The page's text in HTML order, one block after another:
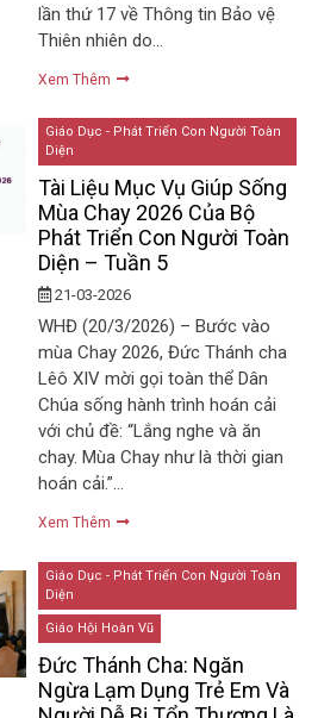
lần thứ 17 về Thông tin Bảo vệ
Thiên nhiên do…
Xem Thêm
Giáo Dục - Phát Triển Con Người Toàn
Diện
Tài Liệu Mục Vụ Giúp Sống
Mùa Chay 2026 Của Bộ
Phát Triển Con Người Toàn
Diện – Tuần 5
21-03-2026
WHĐ (20/3/2026) – Bước vào
mùa Chay 2026, Đức Thánh cha
Lêô XIV mời gọi toàn thể Dân
Chúa sống hành trình hoán cải
với chủ đề: “Lắng nghe và ăn
chay. Mùa Chay như là thời gian
hoán cải.”…
Xem Thêm
Giáo Dục - Phát Triển Con Người Toàn
Diện
Giáo Hội Hoàn Vũ
Đức Thánh Cha: Ngăn
Ngừa Lạm Dụng Trẻ Em Và